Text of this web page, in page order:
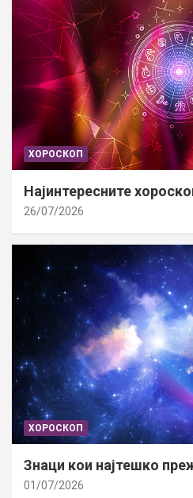
ХОРОСКОП
Најинтересните
26/07/2026
ХОРОСКОП
Знаци кои најтешко
01/07/2026